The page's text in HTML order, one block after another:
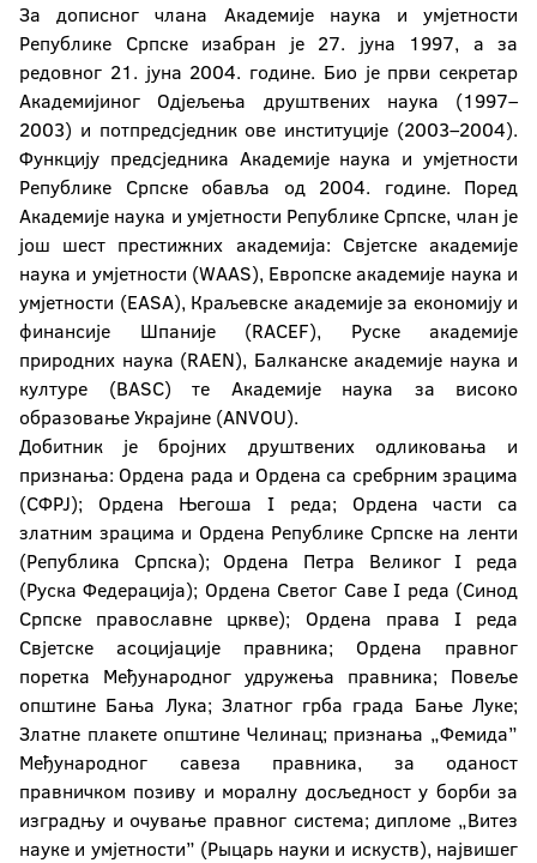
За дописног члана Академије наука и умјетности
Републике Српске изабран је 27. јуна 1997, а за
редовног 21. јуна 2004. године. Био је први секретар
Академијиног Одјељења друштвених наука (1997–
2003) и потпредсједник ове институције (2003–2004).
Функцију предсједника Академије наука и умјетности
Републике Српске обавља од 2004. године. Поред
Академије наука и умјетности Републике Српске, члан је
још шест престижних академија: Свјетске академије
наука и умјетности (WAAS), Европске академије наука и
умјетности (EASA), Краљевске академије за економију и
финансије Шпаније (RACEF), Руске академије
природних наука (RAEN), Балканске академије наука и
културе (BASC) те Академије наука за високо
образовање Украјине (ANVOU).
Добитник је бројних друштвених одликовања и
признања: Ордена рада и Ордена са сребрним зрацима
(СФРЈ); Ордена Његоша I реда; Ордена части са
златним зрацима и Ордена Републике Српске на ленти
(Република Српска); Ордена Петра Великог I реда
(Руска Федерација); Ордена Светог Саве I реда (Синод
Српске православне цркве); Ордена права I реда
Свјетске асоцијације правника; Ордена правног
поретка Међународног удружења правника; Повеље
општине Бања Лука; Златног грба града Бање Луке;
Златне плакете општине Челинац; признања „Фемида”
Међународног савеза правника, за оданост
правничком позиву и моралну досљедност у борби за
изградњу и очување правног система; дипломе „Витез
науке и умјетности” (Рыцарь науки и искуств), највишег